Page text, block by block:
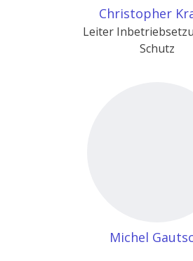
Christopher
Leiter
Schutz
Michel